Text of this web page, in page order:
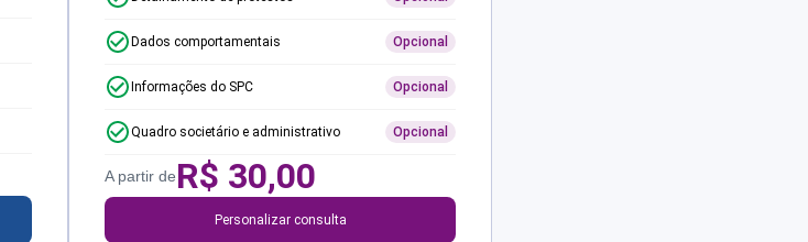
Dados comportamentais Opcional
Informações do SPC Opcional
Quadro societário e administrativo Opcional
A partir deR$ 30,00
Personalizar consulta